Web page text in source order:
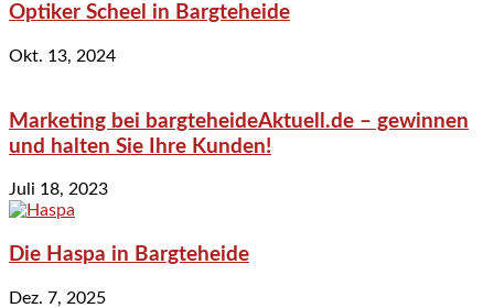
Optiker Scheel in Bargteheide
Okt. 13, 2024
Marketing bei bargteheideAktuell.de – gewinnen
und halten Sie Ihre Kunden!
Juli 18, 2023
Die Haspa in Bargteheide
Dez. 7, 2025